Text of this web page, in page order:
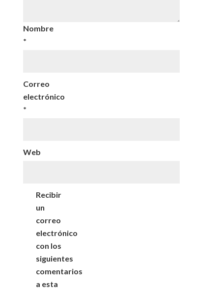
Nombre
*
Correo
electrónico
*
Web
Recibir
un
correo
electrónico
con los
siguientes
comentarios
a esta